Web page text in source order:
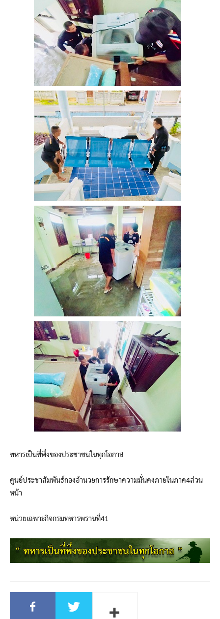
ทหารเป็นที่พึ่งของประชาชนในทุกโอกาส
ศูนย์ประชาสัมพันธ์กองอำนวยการรักษาความมั่นคงภายในภาค4ส่วน
หน้า
หน่วยเฉพาะกิจกรมทหารพรานที่41